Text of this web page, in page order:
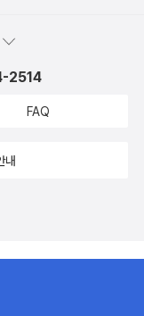
2514
FAQ
내